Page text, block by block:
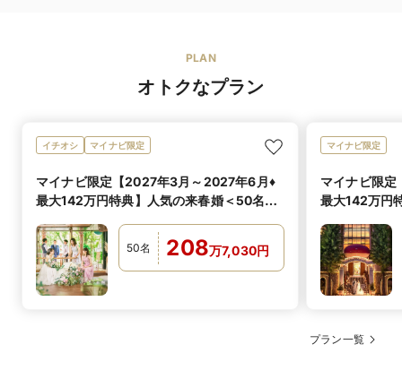
PLAN
オトクなプラン
イチオシ マイナビ限定
マイナビ限定【2027年3月～2027年6月♦
最大142万円特典】人気の来春婚＜50名
50名 208万7,030円
マイナビ限定
マイナビ限
最大142万円
プラン一覧